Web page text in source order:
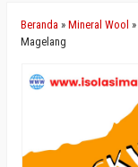
Beranda » Mineral Wool »
Magelang